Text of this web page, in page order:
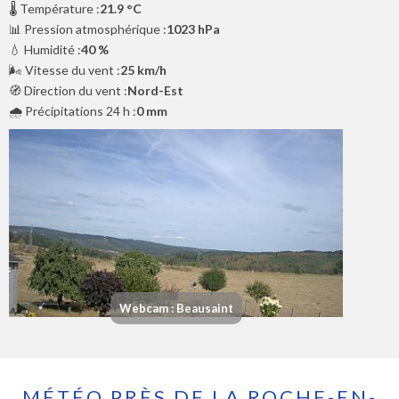
🌡️ Température :21.9 °C
📊 Pression atmosphérique :1023 hPa
💧 Humidité :40 %
🌬️ Vitesse du vent :25 km/h
🧭 Direction du vent :Nord-Est
🌧️ Précipitations 24 h :0 mm
Webcam : Beausaint